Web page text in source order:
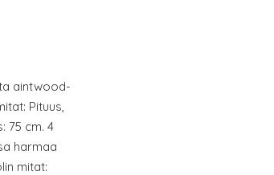
aintwood-
Pituus,
75 cm. 4
harmaa
mitat: